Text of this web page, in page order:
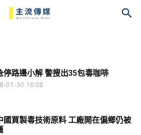
停路邊小解 警搜出35包毒咖啡
01-30 16:08
國買製毒技術原料 工廠開在偏鄉仍被